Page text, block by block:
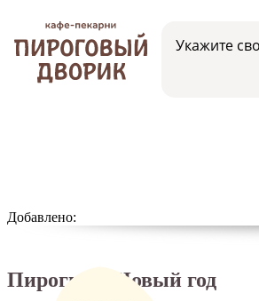
Меню
Укажите
Добавлено:
Пироги на Новый год